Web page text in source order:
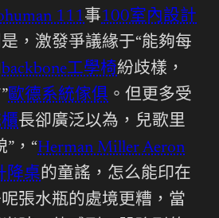
111事100室內設計
，激發爭議緣于“能夠每
backbone工學椅紛歧樣，
歐德系統傢俱 。但更多受
長卻廣泛以為，兒歌里
”，“Herman Miller Aeron
降桌的童謠，怎么能印在
張水瓶的處境更糟，當